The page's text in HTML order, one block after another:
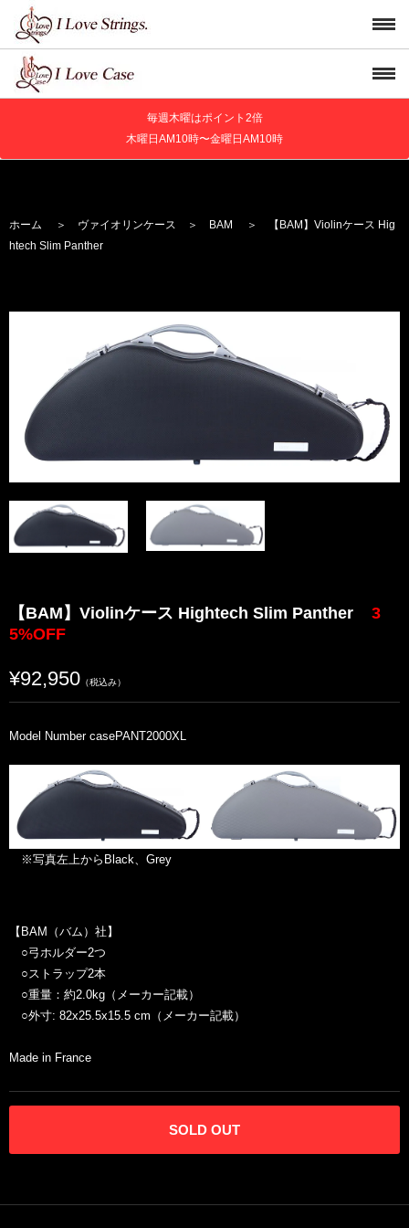
毎週木曜はポイント2倍
木曜日AM10時〜金曜日AM10時
ホーム ＞ ヴァイオリンケース ＞ BAM
＞ 【BAM】Violinケース Hig
htech Slim Panther
【BAM】Violinケース Hightech Slim Panther
3
5%OFF
¥92,950 （税込み）
Model Number casePANT2000XL
※写真左上からBlack、Grey
【BAM（バム）社】
○弓ホルダー2つ
○ストラップ2本
○重量：約2.0kg（メーカー記載）
○外寸: 82x25.5x15.5 cm（メーカー記載）
Made in France
SOLD OUT